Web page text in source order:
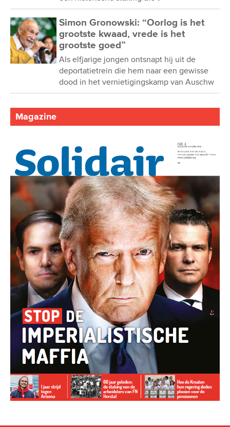
Simon Gronowski: “Oorlog is het
grootste kwaad, vrede is het
grootste goed”
Als elfjarige jongen ontsnapt hij uit de
deportatietrein die hem naar een gewisse
dood in het vernietigingskamp van Auschw
Magazine